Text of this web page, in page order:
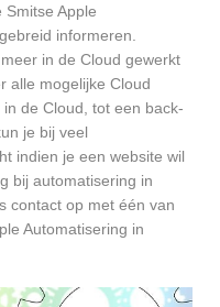
Apple
informeren.
in de Cloud gewerkt
alle mogelijke Cloud
de Cloud, tot een back-
je bij veel
indien je een website wil
bij automatisering in
contact op met één van
Automatisering in